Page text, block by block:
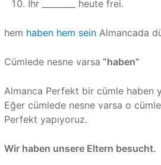
Ihr ________ heute frei.
hem haben hem seinAlmancada
Cümlede nesne varsa “haben”
Almanca Perfekt bir cümle haben
Eğer cümlede nesne varsa o
Perfekt yapıyoruz.
Wir haben unsere Eltern besucht.